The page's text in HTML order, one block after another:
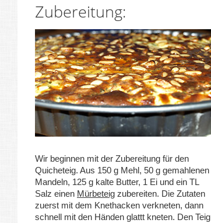
Zubereitung:
Wir beginnen mit der Zubereitung für den
Quicheteig. Aus 150 g Mehl, 50 g gemahlenen
Mandeln, 125 g kalte Butter, 1 Ei und ein TL
Salz einen Mürbeteig zubereiten. Die Zutaten
zuerst mit dem Knethacken verkneten, dann
schnell mit den Händen glattt kneten. Den Teig